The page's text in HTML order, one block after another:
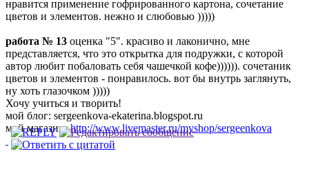
нравится применение гофрированного картона, сочетание
цветов и элементов. нежно и слюбовью )))))
работа № 13 оценка "5". красиво и лаконично, мне
представляется, что это открытка для подружки, с которой
автор любит побаловать себя чашечкой кофе)))))). сочетаник
цветов и элементов - понравилось. вот бы внутрь заглянуть,
ну хоть глазочком )))))
Хочу учиться и творить!
мой блог: sergeenkova-ekaterina.blogspot.ru
мой магазин:http://www.livemaster.ru/myshop/sergeenkova